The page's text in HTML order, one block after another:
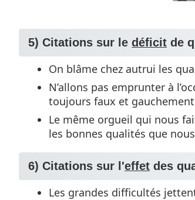
5) Citations sur le déficit de
On blâme chez autrui les
N’allons pas emprunter à
toujours faux et
Le même orgueil qui nous
les bonnes qualités que nous
6) Citations sur l'effet des
Les grandes difficultés